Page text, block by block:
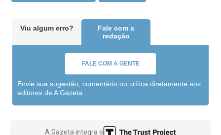
Viu algum erro?
Fale com a
redação
FALE COM A GENTE
Envie sua sugestão, comentário ou crítica diretamente aos
editores de A Gazeta
A Gazeta integra o